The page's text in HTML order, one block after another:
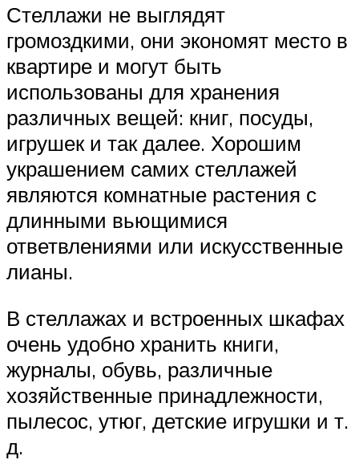
Стеллажи не выглядят
громоздкими, они экономят место в
квартире и могут быть
использованы для хранения
различных вещей: книг, посуды,
игрушек и так далее. Хорошим
украшением самих стеллажей
являются комнатные растения с
длинными вьющимися
ответвлениями или искусственные
лианы.
В стеллажах и встроенных шкафах
очень удобно хранить книги,
журналы, обувь, различные
хозяйственные принадлежности,
пылесос, утюг, детские игрушки и т.
д.